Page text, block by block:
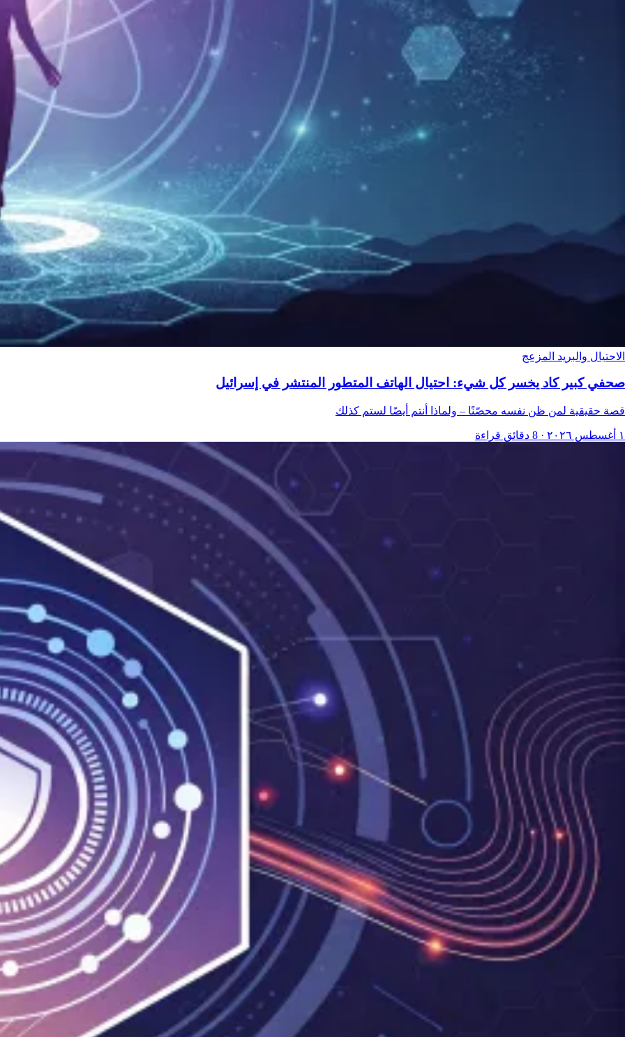
الاحتيال والبريد المزعج
صحفي كبير كاد يخسر كل شيء: احتيال الهاتف المتطور المنتشر في إسرائيل
قصة حقيقية لمن ظن نفسه محصّنًا – ولماذا أنتم أيضًا لستم كذلك
١ أغسطس ٢٠٢٦ · 8 دقائق قراءة